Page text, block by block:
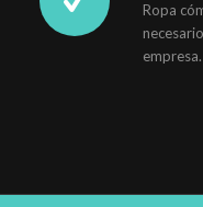
Ropa
empresa.